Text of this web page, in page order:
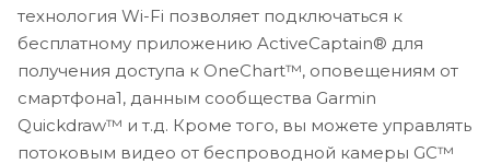
отдельно)
Глонасс Да
Максимальная глубина 5,000 футов
технология Wi-Fi позволяет подключаться к
бесплатному приложению ActiveCaptain® для
получения доступа к OneChart™, оповещениям от
смартфона1, данным сообщества Garmin
Quickdraw™ и т.д. Кроме того, вы можете управлять
потоковым видео от беспроводной камеры GC™